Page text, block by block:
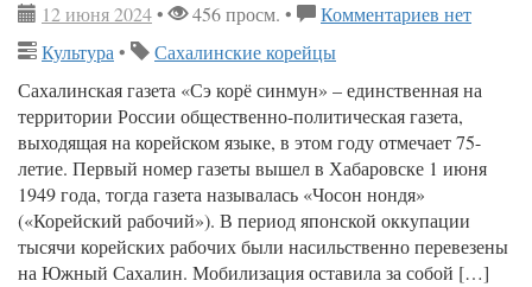
12 июня 2024• 456 просм. •
Комментариев нет
Культура•
Сахалинские корейцы
Сахалинская газета «Сэ корё синмун» – единственная на
территории России общественно-политическая газета,
выходящая на корейском языке, в этом году отмечает 75-
летие. Первый номер газеты вышел в Хабаровске 1 июня
1949 года, тогда газета называлась «Чосон нондя»
(«Корейский рабочий»). В период японской оккупации
тысячи корейских рабочих были насильственно перевезены
на Южный Сахалин. Мобилизация оставила за собой […]